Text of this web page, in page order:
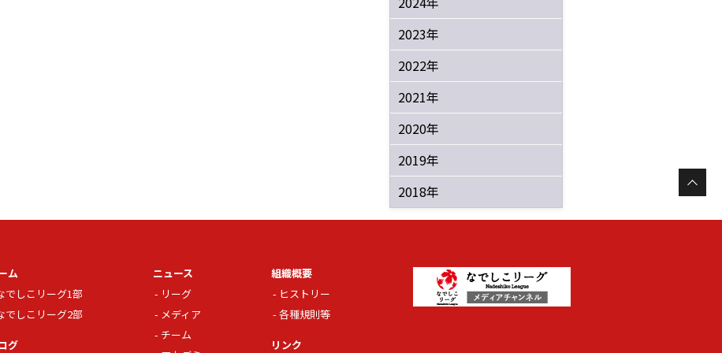
2023年
2022年
2021年
2020年
2019年
2018年
ム
でしこリーグ1部
でしこリーグ2部
グ
ニュース
リーグ
メディア
チーム
組織概要
ヒストリー
各種規則等
リンク